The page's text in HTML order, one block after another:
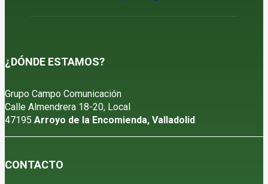
¿DÓNDE ESTAMOS?
Grupo Campo Comunicación
Calle Almendrera 18-20, Local
47195 Arroyo de la Encomienda, Valladolid
CONTACTO